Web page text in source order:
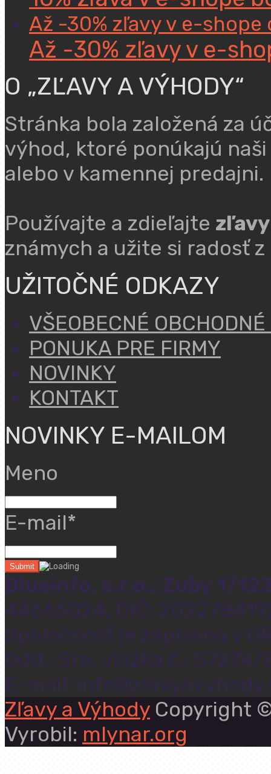
Až -30% zľavy v e-shope
Až -30% zľavy v e-
O „ZĽAVY A VÝHODY“
Stránka bola založená za
výhod, ktoré ponúkajú
alebo v kamennej predajni.
Používajte a zdieľajte
známych a užite si radosť
UŽITOČNÉ ODKAZY
VŠEOBECNÉ
PONUKA PRE FIRMY
NOVINKY
KONTAKT
NOVINKY E-MAILOM
Meno
E-mail*
Blueinfo, s.r.o., Zuby 1/
44665024, DIČ:
Spoločnosť je zapísaná v
Odd.: Sro, vložka č.: 57274/
E-mail:
Zľavy a Výhody Copyright
Vyrobil: mlynar.org